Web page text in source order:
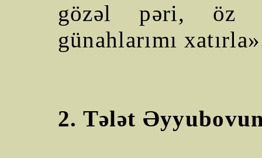
gözəl pəri, öz
günahlarımı
2. Tələt